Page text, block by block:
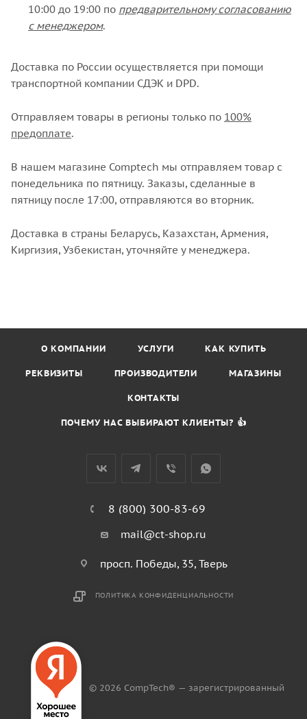
10:00 до 19:00 по предварительному согласованию
с менеджером.
Доставка по России осуществляется при помощи
транспортной компании СДЭК и DPD.
Отправляем товары в регионы только по 100%
предоплате.
В нашем магазине Comptech мы отправляем товар с
понедельника по пятницу. Заказы, сделанные в
пятницу после 17:00, отправляются во вторник.
Доставка в страны Беларусь, Казахстан, Армения,
Киргизия, Узбекистан, уточняйте у менеджера.
О КОМПАНИИ УСЛУГИ КАК КУПИТЬ
РЕКВИЗИТЫ ПРОИЗВОДИТЕЛИ МАГАЗИНЫ
КОНТАКТЫ
ПОЧЕМУ НАС ВЫБИРАЮТ КЛИЕНТЫ? 👍
8 (800) 300-83-69
mail@ct-shop.ru
просп. Победы, 35, Тверь
ПОЛИТИКА КОНФИДЕНЦИАЛЬНОСТИ
© 2026 CompTech® — зарегистрированный